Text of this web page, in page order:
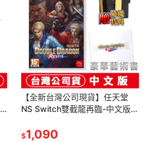
【全新台灣公司現貨】任天堂
NS Switch雙截龍再臨-中文版●
$1,090